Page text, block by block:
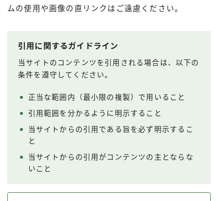
ムの使用や画像の直リンクはご遠慮ください。
引用に関するガイドライン
当サイトのコンテンツを引用される場合は、以下の
条件を遵守してください。
正当な範囲内（最小限の複製）で用いること
引用範囲を分かるように明示すること
当サイトからの引用である旨を必ず明示するこ
と
当サイトからの引用がコンテンツの主とならな
いこと